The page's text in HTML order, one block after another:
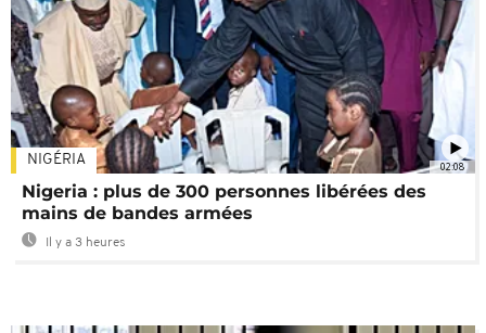
02:08
NIGÉRIA
Nigeria : plus de 300 personnes libérées des
mains de bandes armées
Il y a 3 heures